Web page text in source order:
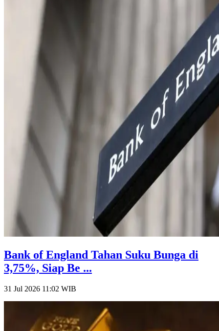
Bank of England Tahan Suku Bunga di
3,75%, Siap Be ...
31 Jul 2026 11:02 WIB